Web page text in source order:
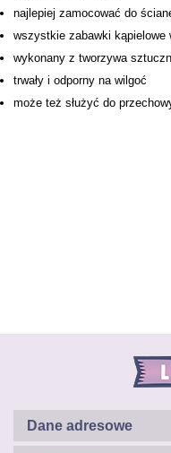
najlepiej zamocować do
wszystkie zabawki kąpielowe
wykonany z tworzywa
trwały i odporny na wilgoć
może też służyć do
Dane adresowe